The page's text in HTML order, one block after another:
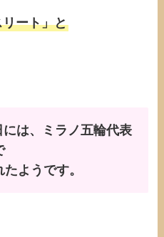
ート」と
は、ミラノ五輪代表
ようです。